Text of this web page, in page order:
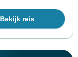
Bekijk reis